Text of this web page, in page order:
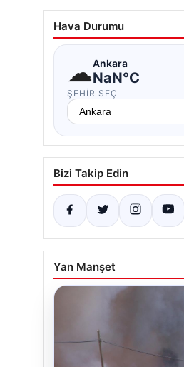
Merkez Bankası faiz kararı ne
nisan ayı faiz beklentisi belli oldu
23.07.2026 13:15
Hava Durumu
☁Ankara
NaN°C
ŞEHIR SEÇ
Bizi Takip Edin
Yan Manşet